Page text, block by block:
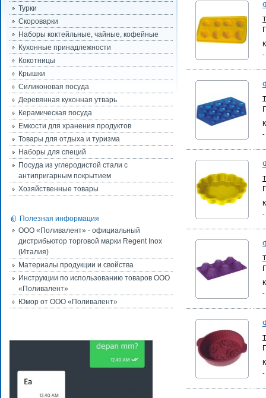
Турки
Скороварки
Наборы коктейльные, чайные, кофейные
Кухонные принадлежности
Кокотницы
Крышки
Силиконовая посуда
Деревянная кухонная утварь
Керамическая посуда
Емкости для хранения продуктов
Товары для отдыха и туризма
Наборы для специй
Посуда из углеродистой стали с
антипригарным покрытием
Хозяйственные товары
Полезная информация
ООО «Поливалент» - официальный
дистрибьютор торговой марки Regent Inox
(Италия)
Материалы продукции и свойства
Инструкции по использованию товаров ООО
«Поливалент»
Юмор от ООО «Поливалент»
-
-
-
-
-